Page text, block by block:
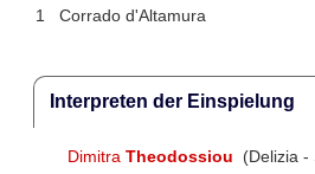
1
Corrado d'Altamura
Interpreten der Einspielung
Dimitra Theodossiou
(Delizia -